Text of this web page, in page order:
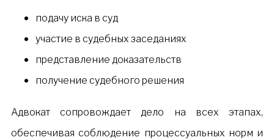
подачу иска в суд
участие в судебных заседаниях
представление доказательств
получение судебного решения
Адвокат сопровождает дело на всех этапах,
обеспечивая соблюдение процессуальных норм и